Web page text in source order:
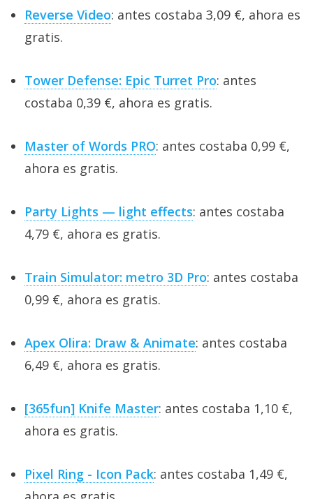
Reverse Video: antes costaba 3,09 €, ahora es
gratis.
Tower Defense: Epic Turret Pro: antes
costaba 0,39 €, ahora es gratis.
Master of Words PRO: antes costaba 0,99 €,
ahora es gratis.
Party Lights — light effects: antes costaba
4,79 €, ahora es gratis.
Train Simulator: metro 3D Pro: antes costaba
0,99 €, ahora es gratis.
Apex Olira: Draw & Animate: antes costaba
6,49 €, ahora es gratis.
[365fun] Knife Master: antes costaba 1,10 €,
ahora es gratis.
Pixel Ring - Icon Pack: antes costaba 1,49 €,